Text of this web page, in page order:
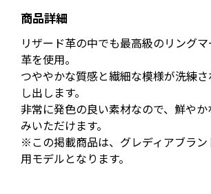
商品詳細
リザード革の中でも最高級のリング
革を使用。
つややかな質感と繊細な模様が洗練
し出します。
非常に発色の良い素材なので、鮮や
みいただけます。
※この掲載商品は、グレディアブラ
用モデルとなります。